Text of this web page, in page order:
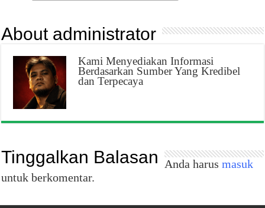
About administrator
Kami Menyediakan Informasi
Berdasarkan Sumber Yang Kredibel
dan Terpecaya
Tinggalkan Balasan Anda harusmasuk
untuk berkomentar.